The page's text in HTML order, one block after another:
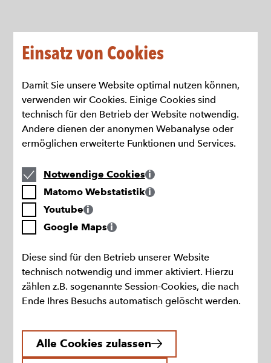
Einsatz von Cookies
Damit Sie unsere Website optimal nutzen können,
verwenden wir Cookies. Einige Cookies sind
technisch für den Betrieb der Website notwendig.
Andere dienen der anonymen Webanalyse oder
ermöglichen erweiterte Funktionen und Services.
Notwendige
Cookies
Notwendige Cookies
Matomo
Webstatistik
Matomo Webstatistik
YoutubeYoutube
Google
Maps
Google Maps
Diese sind für den Betrieb unserer Website
technisch notwendig und immer aktiviert. Hierzu
zählen z.B. sogenannte Session-Cookies, die nach
Ende Ihres Besuchs automatisch gelöscht werden.
Alle Cookies zulassen